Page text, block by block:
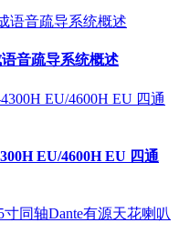
音疏导系统概述
EU/4600H EU 四通